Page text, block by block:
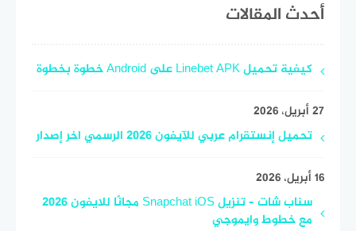
أحدث المقالات
كيفية تحميل Linebet APK على Android خطوة بخطوة
27 أبريل، 2026
تحميل إنستقرام عربي للآيفون 2026 الرسمي اخر إصدار
16 أبريل، 2026
سناب شات – تنزيل Snapchat iOS مجانًا للايفون 2026
مع خطوط وايموجي